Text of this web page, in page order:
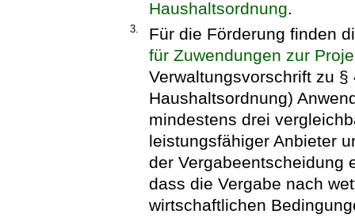
Haushaltsordnung
3.
Für die Förderung finden
für Zuwendungen zur
Verwaltungsvorschrift zu
Haushaltsordnung)
mindestens drei
leistungsfähiger Anbieter
der Vergabeentscheidung
dass die Vergabe nach
wirtschaftlichen